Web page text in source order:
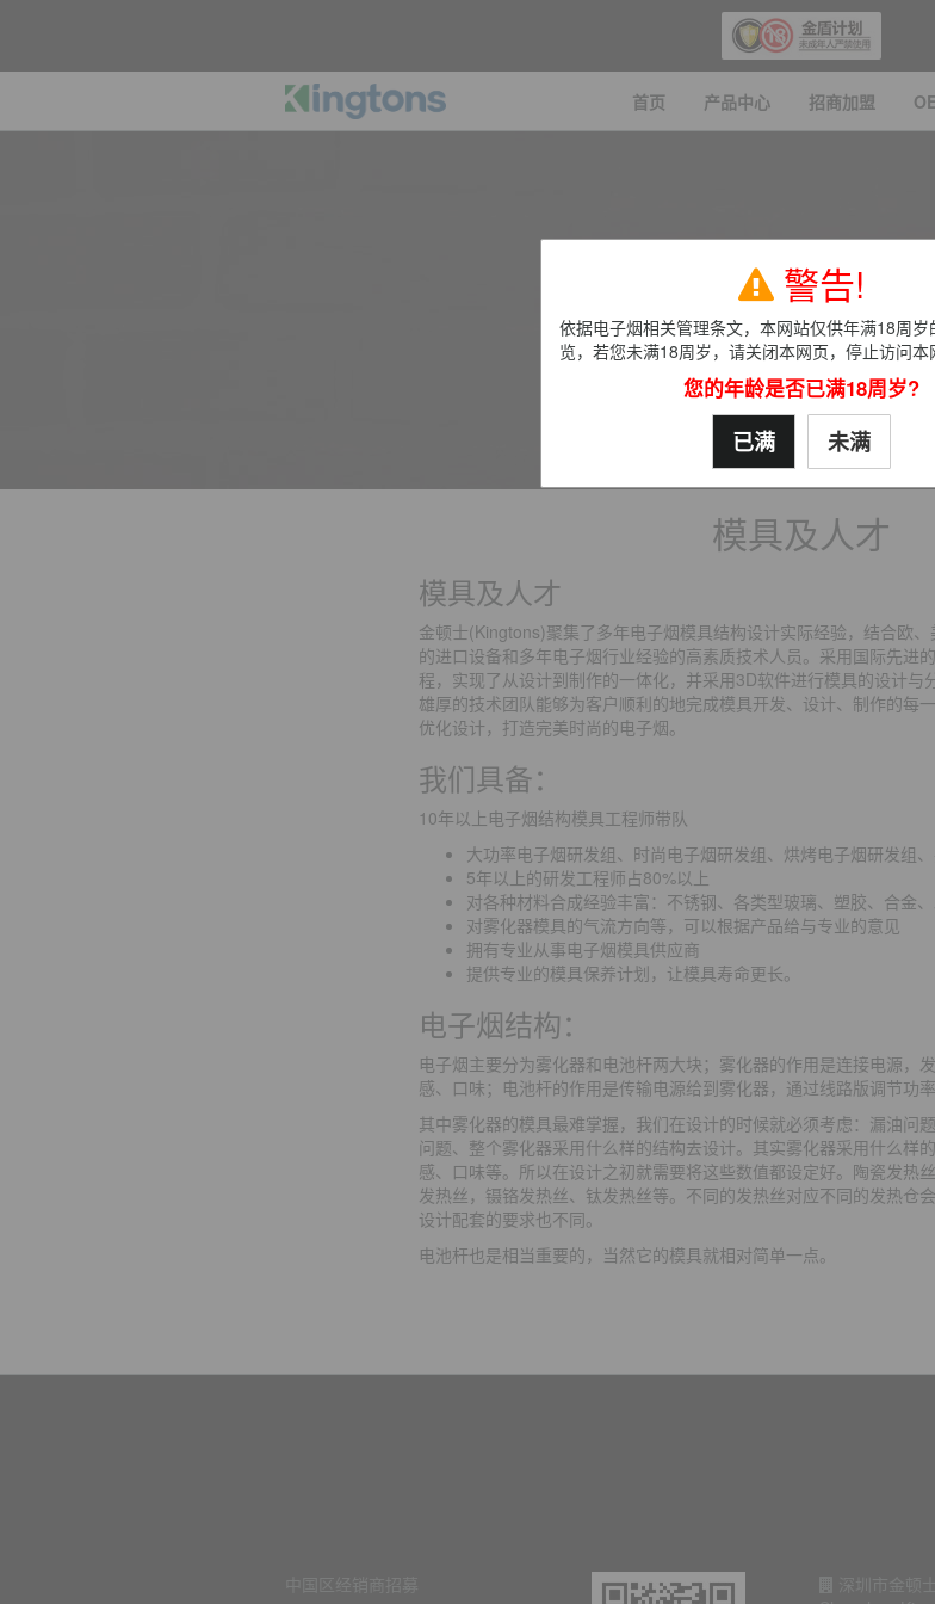
首页 产品中心 招商加盟
电子烟OEM&ODM
电子烟代工,电子烟工厂
模具及人才
模具及人才
金顿士(Kingtons)聚集了多年电子烟模具结构设计实际经验，结合欧
的进口设备和多年电子烟行业经验的高素质技术人员。采用国际先进
程，实现了从设计到制作的一体化，并采用3D软件进行模具的设计与
雄厚的技术团队能够为客户顺利的地完成模具开发、设计、制作的每
优化设计，打造完美时尚的电子烟。
我们具备：
10年以上电子烟结构模具工程师带队
大功率电子烟研发组、时尚电子烟研发组、烘烤电子烟研发组、
5年以上的研发工程师占80%以上
对各种材料合成经验丰富：不锈钢、各类型玻璃、塑胶、合金
对雾化器模具的气流方向等，可以根据产品给与专业的意见
拥有专业从事电子烟模具供应商
提供专业的模具保养计划，让模具寿命更长。
电子烟结构：
电子烟主要分为雾化器和电池杆两大块；雾化器的作用是连接电源，
感、口味；电池杆的作用是传输电源给到雾化器，通过线路版调节功
其中雾化器的模具最难掌握，我们在设计的时候就必须考虑：漏油问
问题、整个雾化器采用什么样的结构去设计。其实雾化器采用什么样
感、口味等。所以在设计之初就需要将这些数值都设定好。陶瓷发热
发热丝，镊铬发热丝、钛发热丝等。不同的发热丝对应不同的发热仓
设计配套的要求也不同。
电池杆也是相当重要的，当然它的模具就相对简单一点。
警告!
依据电子烟相关管理条文，本网站仅供年满18周岁
览，若您未满18周岁，请关闭本网页，停止访问本
您的年龄是否已满18周岁?
已满 未满